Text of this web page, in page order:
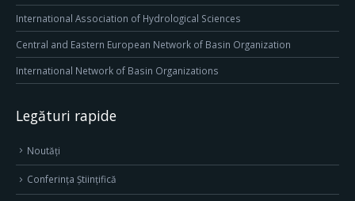
International Association of Hydrological Sciences
Central and Eastern European Network of Basin Organization
International Network of Basin Organizations
Legături rapide
Noutăți
Conferința Științifică